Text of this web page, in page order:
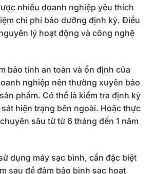
nhiều doanh nghiệp yêu thích
chi phí bảo dưỡng định kỳ. Điều
lý hoạt động và công nghệ
bảo tính an toàn và ổn định của
nghiệp nên thường xuyên bảo
phẩm. Có thể là kiểm tra định kỳ
hiện trạng bên ngoài. Hoặc thực
sâu từ từ 6 tháng đến 1 năm
dụng máy sạc bình, cần đặc biệt
sau để đảm bảo bình sạc hoạt